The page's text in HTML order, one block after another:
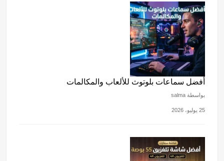
أفضل سماعات بلوتوث للألعاب والمكالمات
بواسطة salma
25 يوليو، 2026